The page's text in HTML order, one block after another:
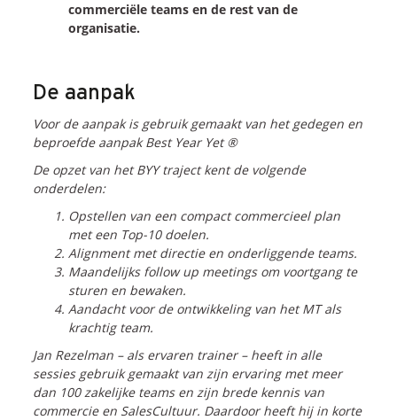
commerciële teams en de rest van de
organisatie.
De aanpak
Voor de aanpak is gebruik gemaakt van het gedegen en
beproefde aanpak Best Year Yet ®
De opzet van het BYY traject kent de volgende
onderdelen:
Opstellen van een compact commercieel plan
met een Top-10 doelen.
Alignment met directie en onderliggende teams.
Maandelijks follow up meetings om voortgang te
sturen en bewaken.
Aandacht voor de ontwikkeling van het MT als
krachtig team.
Jan Rezelman – als ervaren trainer – heeft in alle
sessies gebruik gemaakt van zijn ervaring met meer
dan 100 zakelijke teams en zijn brede kennis van
commercie en SalesCultuur. Daardoor heeft hij in korte